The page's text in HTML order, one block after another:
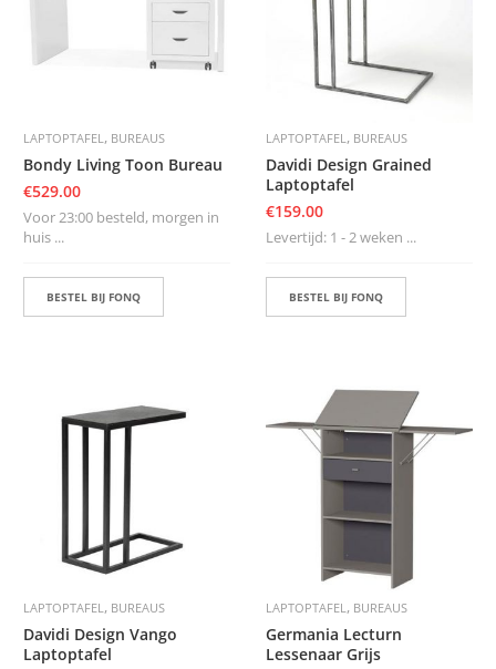
LAPTOPTAFEL, BUREAUS
Bondy Living Toon Bureau
€529.00
Voor 23:00 besteld, morgen in
huis ...
BESTEL BIJ FONQ
LAPTOPTAFEL, BUREAUS
Davidi Design Grained
Laptoptafel
€159.00
Levertijd: 1 - 2 weken ...
BESTEL BIJ FONQ
LAPTOPTAFEL, BUREAUS
Davidi Design Vango
Laptoptafel
LAPTOPTAFEL, BUREAUS
Germania Lecturn
Lessenaar Grijs